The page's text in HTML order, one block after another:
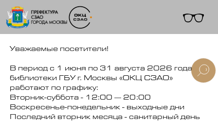
+7 (495) 495-91-10
Уважаемые посетители!
В период с 1 июня по 31 августа 2026 года
библиотеки ГБУ г. Москвы «ОКЦ СЗАО»
работают по графику:
Вторник-суббота - 12:00 — 20:00
Воскресенье-понедельник - выходные дни
Последний вторник месяца - санитарный день